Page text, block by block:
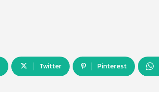
Twitter Pinterest